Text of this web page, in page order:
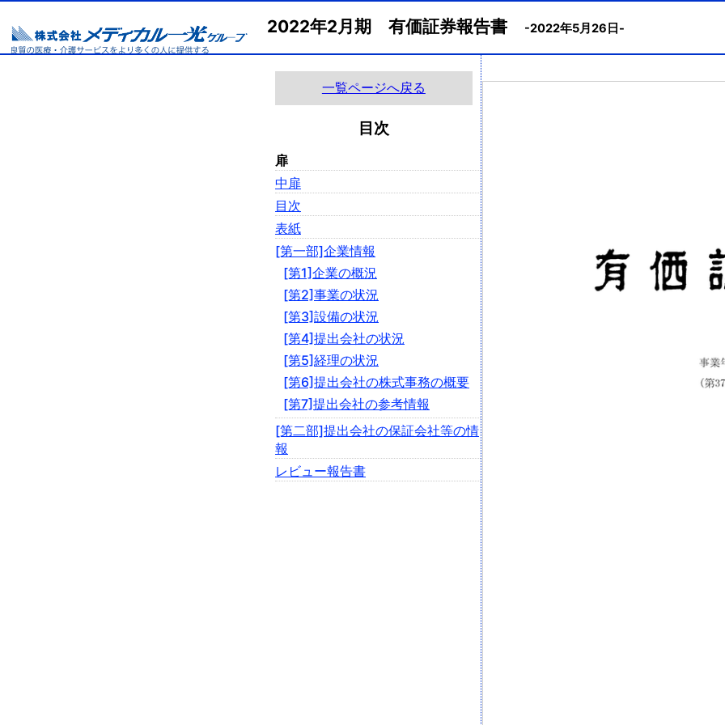
2022年2月期 有価証券報告書 -2022年5月26日-
一覧ページへ戻る
目次
扉
中扉
目次
表紙
[第一部]企業情報
[第1]企業の概況
[第2]事業の状況
[第3]設備の状況
[第4]提出会社の状況
[第5]経理の状況
[第6]提出会社の株式事務の概要
[第7]提出会社の参考情報
[第二部]提出会社の保証会社等の情
報
レビュー報告書